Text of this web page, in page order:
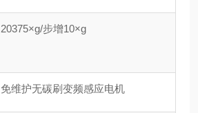
20375×g/步增10×g
免维护无碳刷变频感应电机